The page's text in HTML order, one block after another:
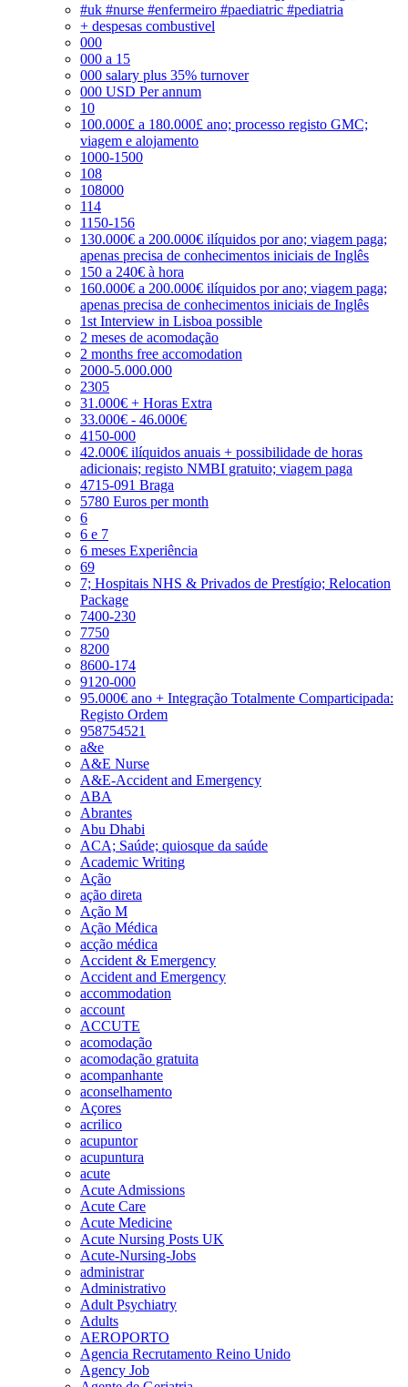
#uk #nurse #enfermeiro #paediatric #pediatria
+ despesas combustivel
000
000 a 15
000 salary plus 35% turnover
000 USD Per annum
10
100.000£ a 180.000£ ano; processo registo GMC;
viagem e alojamento
1000-1500
108
108000
114
1150-156
130.000€ a 200.000€ ilíquidos por ano; viagem paga;
apenas precisa de conhecimentos iniciais de Inglês
150 a 240€ à hora
160.000€ a 200.000€ ilíquidos por ano; viagem paga;
apenas precisa de conhecimentos iniciais de Inglês
1st Interview in Lisboa possible
2 meses de acomodação
2 months free accomodation
2000-5.000.000
2305
31.000€ + Horas Extra
33.000€ - 46.000€
4150-000
42.000€ ilíquidos anuais + possibilidade de horas
adicionais; registo NMBI gratuito; viagem paga
4715-091 Braga
5780 Euros per month
6
6 e 7
6 meses Experiência
69
7; Hospitais NHS & Privados de Prestígio; Relocation
Package
7400-230
7750
8200
8600-174
9120-000
95.000€ ano + Integração Totalmente Comparticipada:
Registo Ordem
958754521
a&e
A&E Nurse
A&E-Accident and Emergency
ABA
Abrantes
Abu Dhabi
ACA; Saúde; quiosque da saúde
Academic Writing
Ação
ação direta
Ação M
Ação Médica
acção médica
Accident & Emergency
Accident and Emergency
accommodation
account
ACCUTE
acomodação
acomodação gratuita
acompanhante
aconselhamento
Açores
acrilico
acupuntor
acupuntura
acute
Acute Admissions
Acute Care
Acute Medicine
Acute Nursing Posts UK
Acute-Nursing-Jobs
administrar
Administrativo
Adult Psychiatry
Adults
AEROPORTO
Agencia Recrutamento Reino Unido
Agency Job